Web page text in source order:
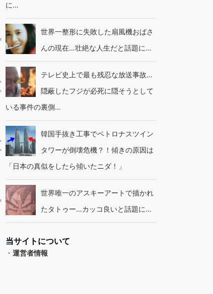
に…
世界一整形に失敗した扇風機おばさ
んの現在…壮絶な人生だと話題に…
テレビ史上で最も残忍な放送事故…
隠蔽したフジが必死に隠そうとして
いる事件の裏側…
韓国手抜き工事でペトロナスツイン
タワーが倒壊危機？！傾きの原因は
「日本の真似をしたら傾いたニダ！」
世界唯一のアスキーアートで描かれ
たタトゥー…カッコ良いと話題に…
当サイトについて
・ 運営者情報